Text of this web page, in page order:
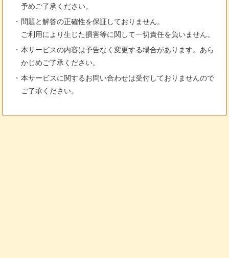
予めご了承ください。
問題と解答の正確性を保証しておりません。
ご利用により生じた損害等に関して一切責任を負いません。
本サービスの内容は予告なく変更する場合があります。あら
かじめご了承ください。
本サービスに関するお問い合わせは受付しておりませんので
ご了承ください。